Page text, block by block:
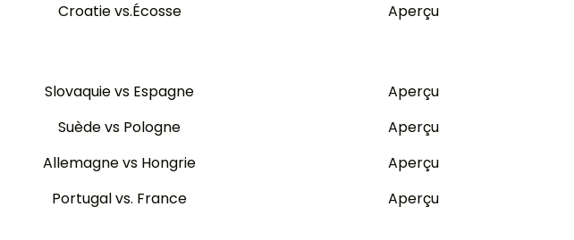
Croatie vs.Écosse Aperçu
Slovaquie vs Espagne
Aperçu
Suède vs Pologne
Aperçu
Allemagne vs Hongrie
Aperçu
Portugal vs. France Aperçu